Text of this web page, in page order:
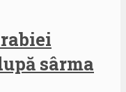
sârma